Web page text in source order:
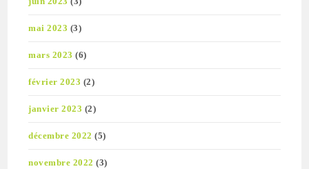
mai 2023 (3)
mars 2023 (6)
février 2023 (2)
janvier 2023 (2)
décembre 2022 (5)
novembre 2022 (3)